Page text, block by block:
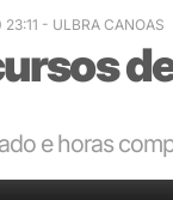
- ULBRA CANOAS
e horas